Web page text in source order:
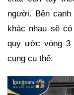
người. Bên
khác nhau sẽ
quy ước vòng 3
cung cụ thể.